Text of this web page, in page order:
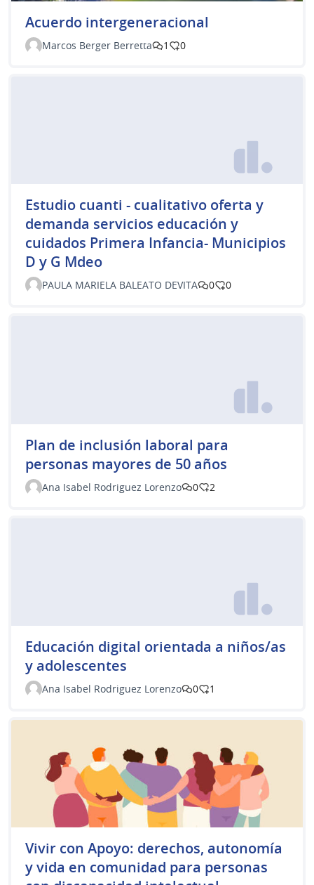
Acuerdo intergeneracional
Marcos Berger Berretta 1 0
Estudio cuanti - cualitativo oferta y
demanda servicios educación y
cuidados Primera Infancia- Municipios
D y G Mdeo
PAULA MARIELA BALEATO DEVITA 0 0
Plan de inclusión laboral para
personas mayores de 50 años
Ana Isabel Rodriguez Lorenzo 0 2
Educación digital orientada a niños/as
y adolescentes
Ana Isabel Rodriguez Lorenzo 0 1
Vivir con Apoyo: derechos, autonomía
y vida en comunidad para personas